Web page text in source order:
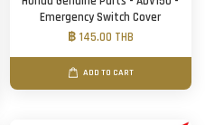
Emergency Switch Cover
฿ 145.00 THB
ADD TO CART